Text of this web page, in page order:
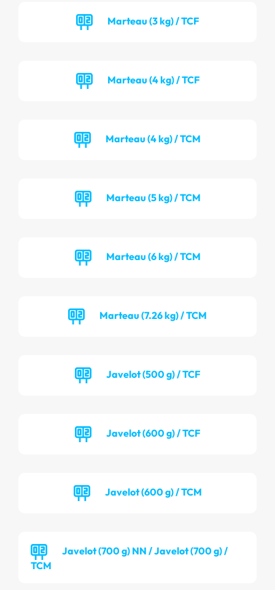
Marteau (3 kg) / TCF
Marteau (4 kg) / TCF
Marteau (4 kg) / TCM
Marteau (5 kg) / TCM
Marteau (6 kg) / TCM
Marteau (7.26 kg) / TCM
Javelot (500 g) / TCF
Javelot (600 g) / TCF
Javelot (600 g) / TCM
Javelot (700 g) NN / Javelot (700 g) /
TCM